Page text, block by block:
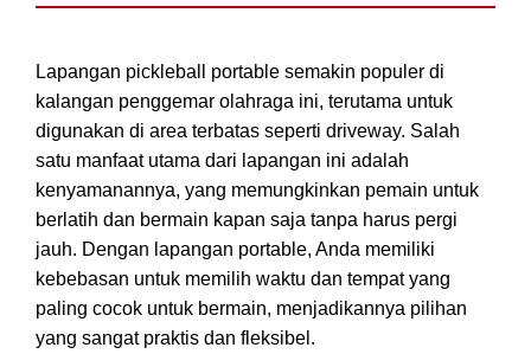
Lapangan pickleball portable semakin populer di
kalangan penggemar olahraga ini, terutama untuk
digunakan di area terbatas seperti driveway. Salah
satu manfaat utama dari lapangan ini adalah
kenyamanannya, yang memungkinkan pemain untuk
berlatih dan bermain kapan saja tanpa harus pergi
jauh. Dengan lapangan portable, Anda memiliki
kebebasan untuk memilih waktu dan tempat yang
paling cocok untuk bermain, menjadikannya pilihan
yang sangat praktis dan fleksibel.